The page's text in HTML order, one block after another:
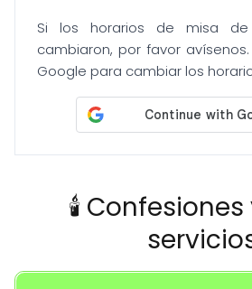
Si los horarios de misa de
cambiaron, por favor
Google para cambiar los
🕯️